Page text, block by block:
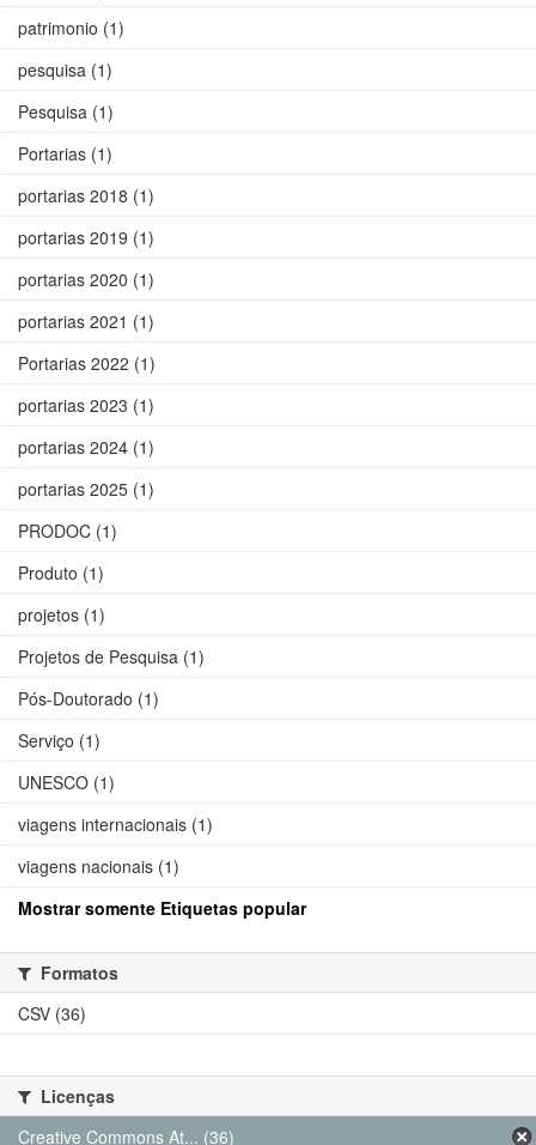
patrimonio (1)
pesquisa (1)
Pesquisa (1)
Portarias (1)
portarias 2018 (1)
portarias 2019 (1)
portarias 2020 (1)
portarias 2021 (1)
Portarias 2022 (1)
portarias 2023 (1)
portarias 2024 (1)
portarias 2025 (1)
PRODOC (1)
Produto (1)
projetos (1)
Projetos de Pesquisa (1)
Pós-Doutorado (1)
Serviço (1)
UNESCO (1)
viagens internacionais (1)
viagens nacionais (1)
Mostrar somente Etiquetas popular
Formatos
CSV (36)
Licenças
Creative Commons At... (36)